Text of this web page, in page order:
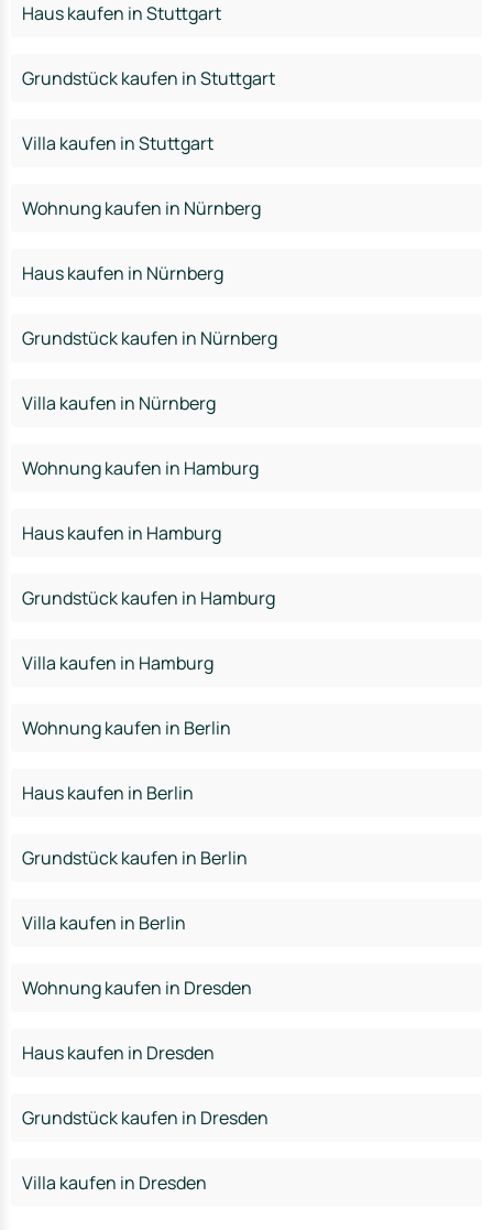
Haus kaufen in Stuttgart
Grundstück kaufen in Stuttgart
Villa kaufen in Stuttgart
Wohnung kaufen in Nürnberg
Haus kaufen in Nürnberg
Grundstück kaufen in Nürnberg
Villa kaufen in Nürnberg
Wohnung kaufen in Hamburg
Haus kaufen in Hamburg
Grundstück kaufen in Hamburg
Villa kaufen in Hamburg
Wohnung kaufen in Berlin
Haus kaufen in Berlin
Grundstück kaufen in Berlin
Villa kaufen in Berlin
Wohnung kaufen in Dresden
Haus kaufen in Dresden
Grundstück kaufen in Dresden
Villa kaufen in Dresden